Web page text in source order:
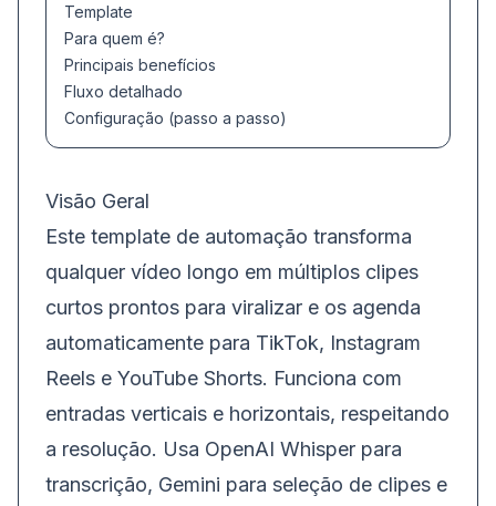
Template
Para quem é?
Principais benefícios
Fluxo detalhado
Configuração (passo a passo)
Visão Geral
Este template de automação transforma
qualquer vídeo longo em múltiplos clipes
curtos prontos para viralizar e os agenda
automaticamente para TikTok, Instagram
Reels e YouTube Shorts. Funciona com
entradas verticais e horizontais, respeitando
a resolução. Usa OpenAI Whisper para
transcrição, Gemini para seleção de clipes e